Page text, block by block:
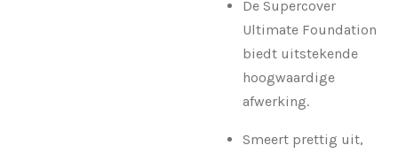
De Supercover
Ultimate Foundation
biedt uitstekende
hoogwaardige
afwerking.
Smeert prettig uit,